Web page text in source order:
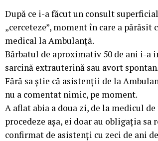
După ce i-a făcut un consult
„cerceteze”, moment în care a
medical la Ambulanță.
Bărbatul de aproximativ 50 de ani i-a
sarcină extrauterină sau avort spontan.
Fără sa știe că asistenții de la
nu a comentat nimic, pe moment.
A aflat abia a doua zi, de la medicul
procedeze așa, ei doar au obligația
confirmat de asistenți cu zeci de ani